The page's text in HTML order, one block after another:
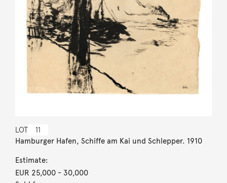
LOT 11
Hamburger Hafen, Schiffe am Kai und Schlepper. 1910
Estimate:
EUR 25,000- 30,000